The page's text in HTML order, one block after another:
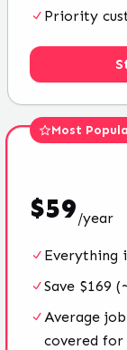
Priority
Most
$59/year
Everything
Save $169
Average
covered for